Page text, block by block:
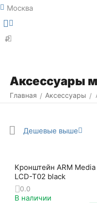
Москва
₽
Аксессуары
Главная / Аксессуары /
Дешевые выше
Кронштейн ARM Media
LCD-T02 black
0.0
В наличии